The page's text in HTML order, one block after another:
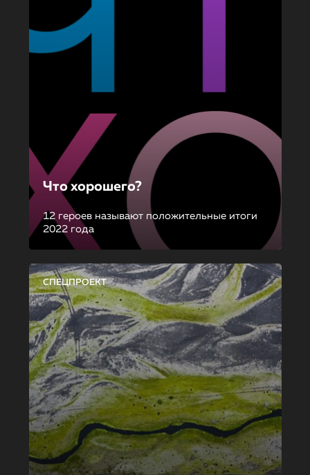
Что хорошего?
12 героев называют положительные итоги
2022 года
СПЕЦПРОЕКТ